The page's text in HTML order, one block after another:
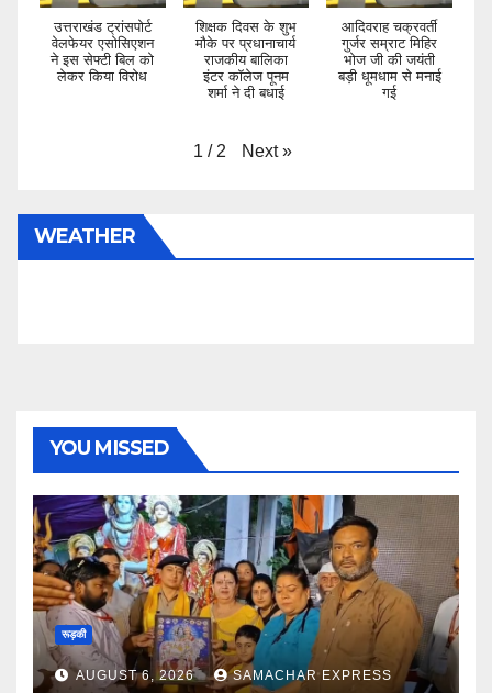
उत्तराखंड ट्रांसपोर्ट
वेलफेयर एसोसिएशन
ने इस सेफ्टी बिल को
लेकर किया विरोध
शिक्षक दिवस के शुभ
मौके पर प्रधानाचार्य
राजकीय बालिका
इंटर कॉलेज पूनम
शर्मा ने दी बधाई
आदिवराह चक्रवर्ती
गुर्जर सम्राट मिहिर
भोज जी की जयंती
बड़ी धूमधाम से मनाई
गई
1 / 2 Next »
WEATHER
YOU MISSED
रूड़की
AUGUST 6, 2026 SAMACHAR EXPRESS